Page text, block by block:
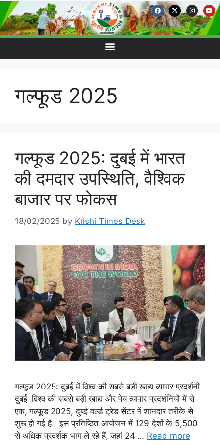
गल्फूड 2025
गल्फूड 2025: दुबई में भारत
की दमदार उपस्थिति, वैश्विक
बाजार पर फोकस
18/02/2025 by Krishi Times Desk
गल्फूड 2025: दुबई में विश्व की सबसे बड़ी खाद्य व्यापार प्रदर्शनी
दुबई: विश्व की सबसे बड़ी खाद्य और पेय व्यापार प्रदर्शनियों में से
एक, गल्फूड 2025, दुबई वर्ल्ड ट्रेड सेंटर में शानदार तरीके से
शुरू हो गई है। इस प्रतिष्ठित आयोजन में 129 देशों के 5,500
से अधिक प्रदर्शक भाग ले रहे हैं, जहां 24 … Read more